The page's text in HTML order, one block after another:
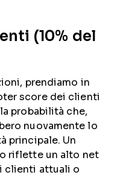
(10% del
prendiamo in
score dei clienti
probabilità che,
nuovamente lo
principale. Un
riflette un alto net
clienti attuali o